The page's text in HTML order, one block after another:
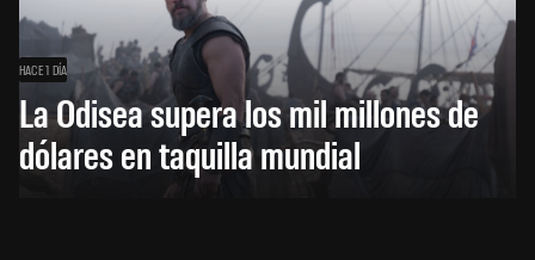
HACE 1 DÍA
La Odisea supera los mil millones de
dólares en taquilla mundial